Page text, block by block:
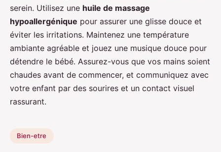
serein. Utilisez une huile de massage
hypoallergénique pour assurer une glisse douce et
éviter les irritations. Maintenez une température
ambiante agréable et jouez une musique douce pour
détendre le bébé. Assurez-vous que vos mains soient
chaudes avant de commencer, et communiquez avec
votre enfant par des sourires et un contact visuel
rassurant.
Bien-etre